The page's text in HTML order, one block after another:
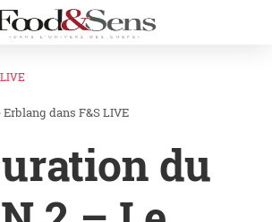
dans F&S LIVE
du